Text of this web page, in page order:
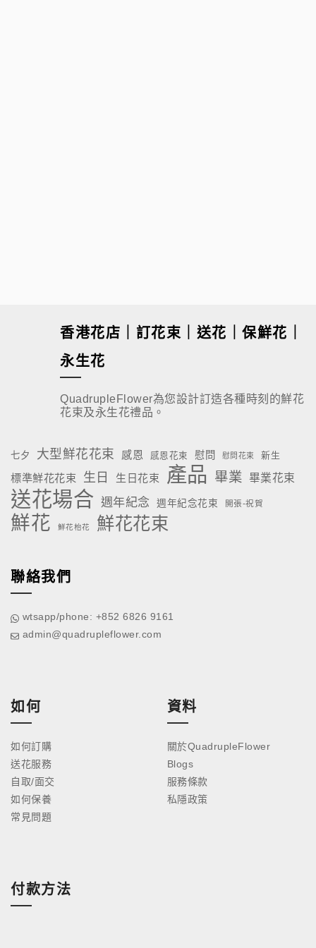
香港花店｜訂花束｜送花｜保鮮花｜
永生花
QuadrupleFlower為您設計訂造各種時刻的鮮花
花束及永生花禮品。
七夕 大型鮮花花束 感恩 感恩花束 慰問 慰問花束 新生
標準鮮花花束 生日 生日花束 產品 畢業 畢業花束
送花場合 週年紀念 週年紀念花束 開張-祝賀
鮮花 鮮花枱花 鮮花花束
聯絡我們
wtsapp/phone: +852 6826 9161
admin@quadrupleflower.com
如何
如何訂購
送花服務
自取/面交
如何保養
常見問題
資料
關於QuadrupleFlower
Blogs
服務條款
私隱政策
付款方法